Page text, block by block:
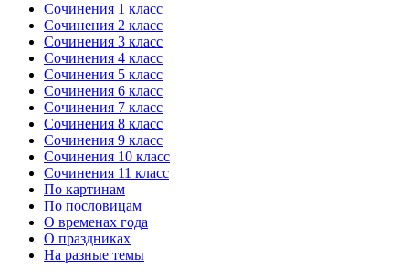
Сочинения 1 класс
Сочинения 2 класс
Сочинения 3 класс
Сочинения 4 класс
Сочинения 5 класс
Сочинения 6 класс
Сочинения 7 класс
Сочинения 8 класс
Сочинения 9 класс
Сочинения 10 класс
Сочинения 11 класс
По картинам
По пословицам
О временах года
О праздниках
На разные темы